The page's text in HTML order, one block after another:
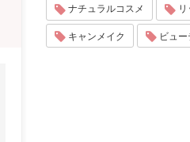
ナチュラルコスメ
キャンメイク ビュ